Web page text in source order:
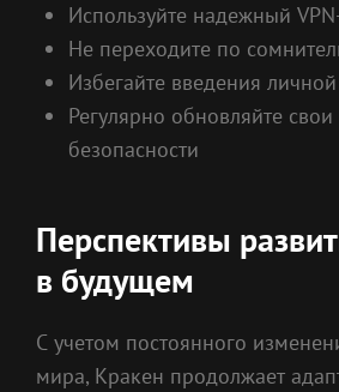
Используйте надежный
Не переходите по
Избегайте введения
Регулярно обновляйте свои
безопасности
Перспективы
в будущем
С учетом постоянного
мира, Кракен продолжает